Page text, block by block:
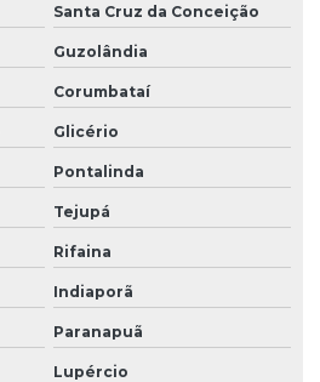
Santa Cruz da Conceição
Guzolândia
Corumbataí
Glicério
Pontalinda
Tejupá
Rifaina
Indiaporã
Paranapuã
Lupércio